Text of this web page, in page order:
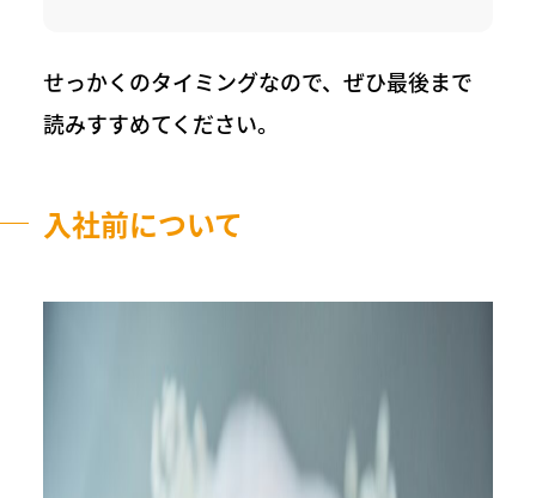
せっかくのタイミングなので、ぜひ最後まで
読みすすめてください。
入社前について